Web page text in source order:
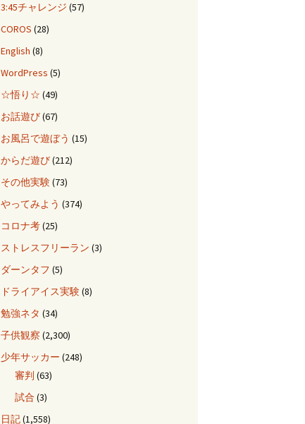
3:45チャレンジ (57)
COROS (28)
English (8)
WordPress (5)
☆悟り☆ (49)
お話遊び(67)
お風呂で遊ぼう (15)
からだ遊び(212)
その他実験(73)
やってみよう (374)
コロナ考(25)
ストレスフリーラン (3)
ダーンタフ (5)
ドライアイス実験(8)
勉強ネタ (34)
子供観察 (2,300)
少年サッカー (248)
審判 (63)
試合 (3)
日記(1,558)